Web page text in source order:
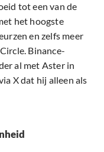
tot een van de
het hoogste
en zelfs meer
Binance-
al met Aster in
X dat hij alleen als